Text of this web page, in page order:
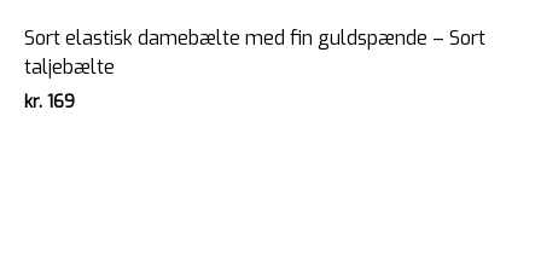
Sort elastisk damebælte med fin guldspænde – Sort
taljebælte
kr. 169